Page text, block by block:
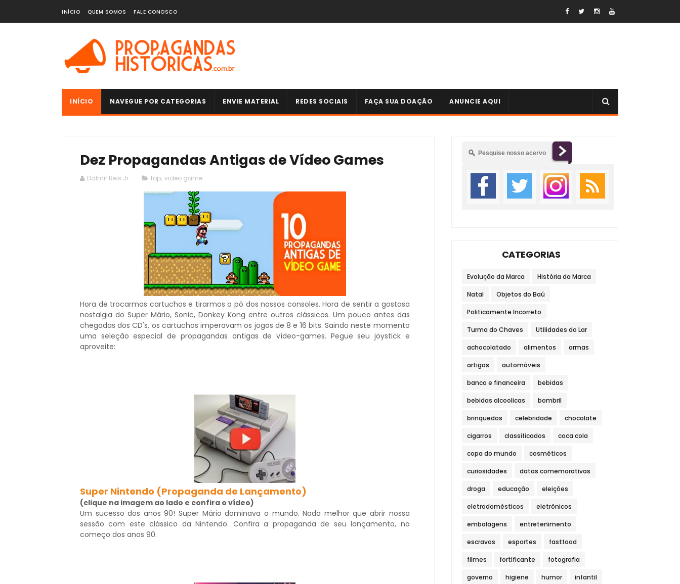
INÍCIO QUEM SOMOS FALE CONOSCO
INÍCIO NAVEGUE POR CATEGORIAS ENVIE MATERIAL REDES SOCIAIS FAÇA SUA DOAÇÃO ANUNCIE AQUI
Dez Propagandas Antigas de Vídeo Games
Dalmir Reis Jr. top, video game
Hora de trocarmos cartuchos e tirarmos o pó dos nossos consoles. Hora de sentir a gostosa
nostalgia do Super Mário, Sonic, Donkey Kong entre outros clássicos. Um pouco antes das
chegadas dos CD's, os cartuchos imperavam os jogos de 8 e 16 bits. Saindo neste momento
uma seleção especial de propagandas antigas de vídeo-games. Pegue seu joystick e
aproveite:
Super Nintendo (Propaganda de Lançamento)
(clique na imagem ao lado e confira o vídeo)
Um sucesso dos anos 90! Super Mário dominava o mundo. Nada melhor que abrir nossa
sessão com este clássico da Nintendo. Confira a propaganda de seu lançamento, no
começo dos anos 90.
CATEGORIAS
Evolução da Marca História da Marca
Natal Objetos do Baú
Politicamente Incorreto
Turma do Chaves Utilidades do Lar
achocolatado alimentos armas
artigos automóveis
banco e financeira bebidas
bebidas alcoolicas bombril
brinquedos celebridade chocolate
cigarros classificados coca cola
copa do mundo cosméticos
curiosidades datas comemorativas
droga educação eleições
eletrodomésticos eletrônicos
embalagens entretenimento
escravos esportes fastfood
filmes fortificante fotografia
governo higiene humor infantil